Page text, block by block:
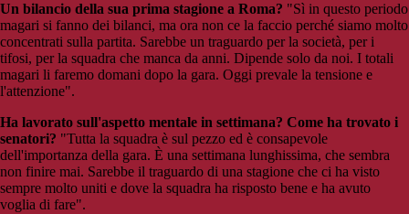
Un bilancio della sua prima stagione a Roma? "Sì in questo periodo
magari si fanno dei bilanci, ma ora non ce la faccio perché siamo molto
concentrati sulla partita. Sarebbe un traguardo per la società, per i
tifosi, per la squadra che manca da anni. Dipende solo da noi. I totali
magari li faremo domani dopo la gara. Oggi prevale la tensione e
l'attenzione".
Ha lavorato sull'aspetto mentale in settimana? Come ha trovato i
senatori? "Tutta la squadra è sul pezzo ed è consapevole
dell'importanza della gara. È una settimana lunghissima, che sembra
non finire mai. Sarebbe il traguardo di una stagione che ci ha visto
sempre molto uniti e dove la squadra ha risposto bene e ha avuto
voglia di fare".